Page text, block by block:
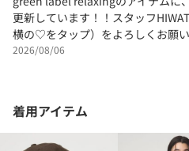
更新しています！！スタッフ
横の♡をタップ）をよろしくお願
2026/08/06
着用アイテム